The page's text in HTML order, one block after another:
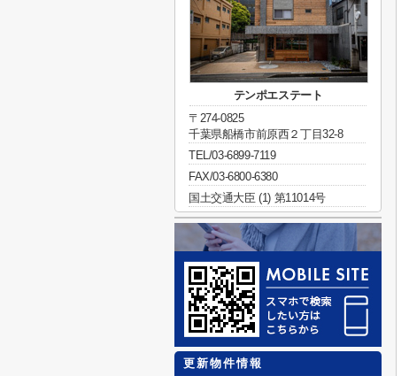
テンポエステート
〒274-0825
千葉県船橋市前原西２丁目32-8
TEL/03-6899-7119
FAX/03-6800-6380
国土交通大臣 (1) 第11014号
更新物件情報